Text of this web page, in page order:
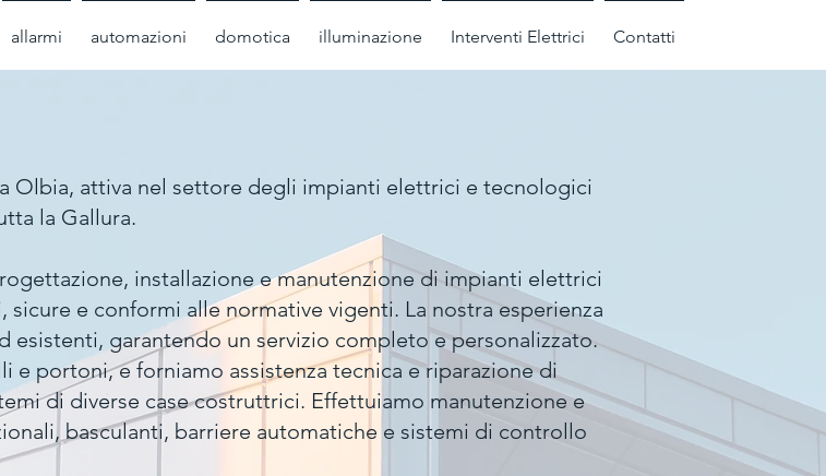
allarmi automazioni domotica illuminazione Interventi Elettrici Contatti
Olbia, attiva nel settore degli impianti elettrici e tecnologici
la Gallura.
installazione e manutenzione di impianti elettrici
e conformi alle normative vigenti. La nostra esperienza
esistenti, garantendo un servizio completo e personalizzato.
e portoni, e forniamo assistenza tecnica e riparazione di
di diverse case costruttrici. Effettuiamo manutenzione e
basculanti, barriere automatiche e sistemi di controllo